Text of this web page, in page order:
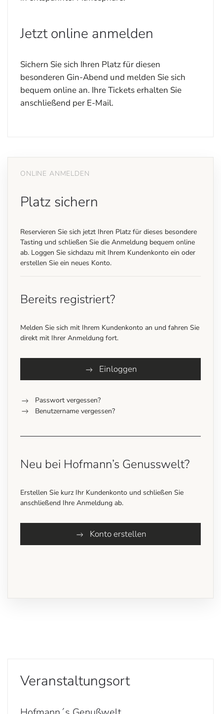
Jetzt online anmelden
Sichern Sie sich Ihren Platz für diesen
besonderen Gin-Abend und melden Sie sich
bequem online an. Ihre Tickets erhalten Sie
anschließend per E-Mail.
ONLINE ANMELDEN
Platz sichern
Reservieren Sie sich jetzt Ihren Platz für dieses besondere
Tasting und schließen Sie die Anmeldung bequem online
ab. Loggen Sie sichdazu mit Ihrem Kundenkonto ein oder
erstellen Sie ein neues Konto.
Bereits registriert?
Melden Sie sich mit Ihrem Kundenkonto an und fahren Sie
direkt mit Ihrer Anmeldung fort.
Einloggen
Passwort vergessen?
Benutzername vergessen?
Neu bei Hofmann’s Genusswelt?
Erstellen Sie kurz Ihr Kundenkonto und schließen Sie
anschließend Ihre Anmeldung ab.
Konto erstellen
Veranstaltungsort